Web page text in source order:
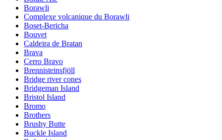
Borawli
Complexe volcanique du Borawli
Boset-Bericha
Bouvet
Caldeira de Bratan
Brava
Cerro Bravo
Brennisteinsfjöll
Bridge river cones
Bridgeman Island
Bristol Island
Bromo
Brothers
Brushy Butte
Buckle Island